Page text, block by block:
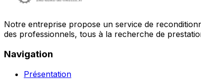
Notre entreprise propose un service de
des professionnels, tous à la recherche de
Navigation
Présentation